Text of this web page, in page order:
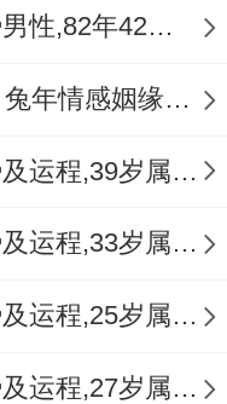
精神过度紧张，
意皮肤过敏，上
重饮食清淡以润
挂【祥安阁一路
1982年属狗人2024年运势男性,82年42岁属狗男2024年每月运程怎么样
2023年姻缘最旺盛的生肖 兔年情感姻缘运比较旺的属相
1985年属牛女2024年运势及运程,39岁属牛人2024全年每月运势女性如何
1991年属羊女2024年运势及运程,33岁属羊人2024全年每月运势女性如何
1999年属兔女2024年运势及运程,25岁属兔人2024全年每月运势女性如何
1997年属牛女2024年运势及运程,27岁属牛人2024全年每月运势女性如何